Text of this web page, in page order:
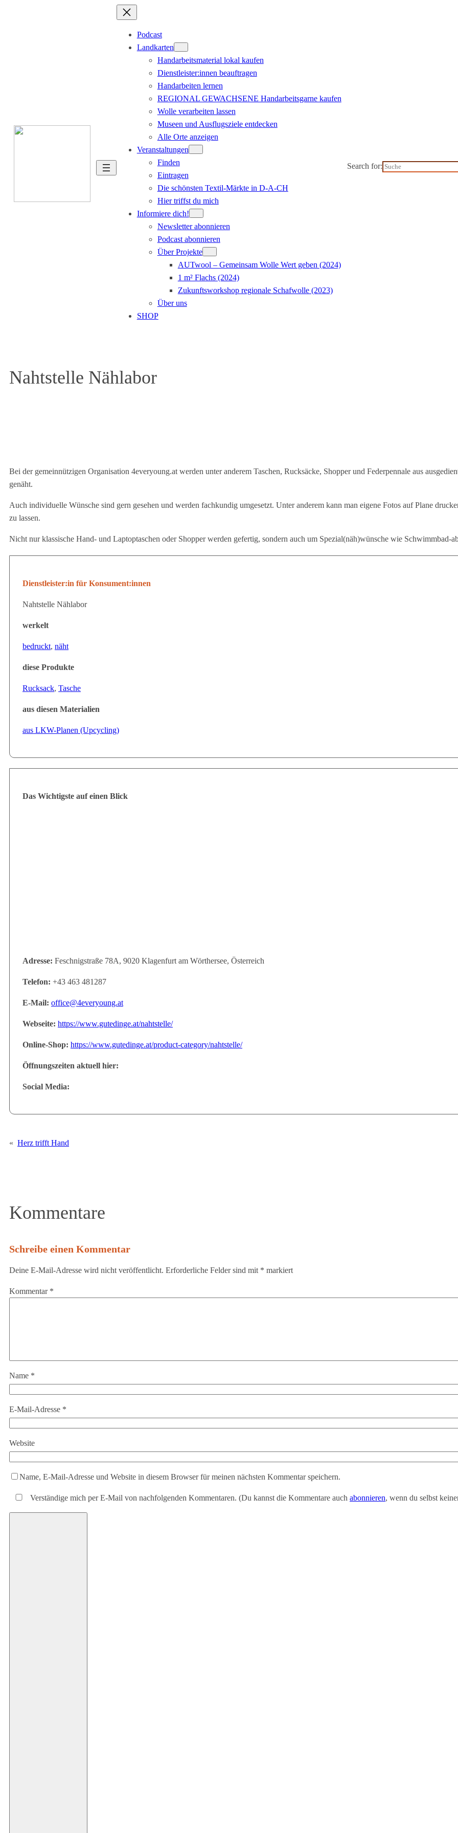
Podcast
Landkarten
Handarbeitsmaterial lokal kaufen
Dienstleister:innen beauftragen
Handarbeiten lernen
REGIONAL GEWACHSENE Handarbeitsgarne kaufen
Wolle verarbeiten lassen
Museen und Ausflugsziele entdecken
Alle Orte anzeigen
Veranstaltungen
Finden
Eintragen
Die schönsten Textil-Märkte in D-A-CH
Hier triffst du mich
Informiere dich!
Newsletter abonnieren
Podcast abonnieren
Über Projekte
AUTwool – Gemeinsam Wolle Wert geben (2024)
1 m² Flachs (2024)
Zukunftsworkshop regionale Schafwolle (2023)
Über uns
SHOP
Search for:
Nahtstelle Nählabor
Bei der gemeinnützigen Organisation 4everyoung.at werden unter anderem Taschen, Rucksäcke, Shopper und Federpennale aus
genäht.
Auch individuelle Wünsche sind gern gesehen und werden fachkundig umgesetzt. Unter anderem kann man eigene Fotos auf Plane
zu lassen.
Nicht nur klassische Hand- und Laptoptaschen oder Shopper werden gefertig, sondern auch um Spezial(näh)wünsche wie Schwimmbad-
Dienstleister:in für Konsument:innen
Nahtstelle Nählabor
werkelt
bedruckt, näht
diese Produkte
Rucksack, Tasche
aus diesen Materialien
aus LKW-Planen (Upcycling)
Das Wichtigste auf einen Blick
Adresse: Feschnigstraße 78A, 9020 Klagenfurt am Wörthersee, Österreich
Telefon: +43 463 481287
E-Mail: office@4everyoung.at
Webseite: https://www.gutedinge.at/nahtstelle/
Online-Shop: https://www.gutedinge.at/product-category/nahtstelle/
Öffnungszeiten aktuell hier:
Social Media:
« Herz trifft Hand
Kommentare
Schreibe einen Kommentar
Deine E-Mail-Adresse wird nicht veröffentlicht. Erforderliche Felder sind mit * markiert
Kommentar *
Name *
E-Mail-Adresse *
Website
Name, E-Mail-Adresse und Website in diesem Browser für meinen nächsten Kommentar speichern.
Verständige mich per E-Mail von nachfolgenden Kommentaren. (Du kannst die Kommentare auch abonnieren, wenn du selbst